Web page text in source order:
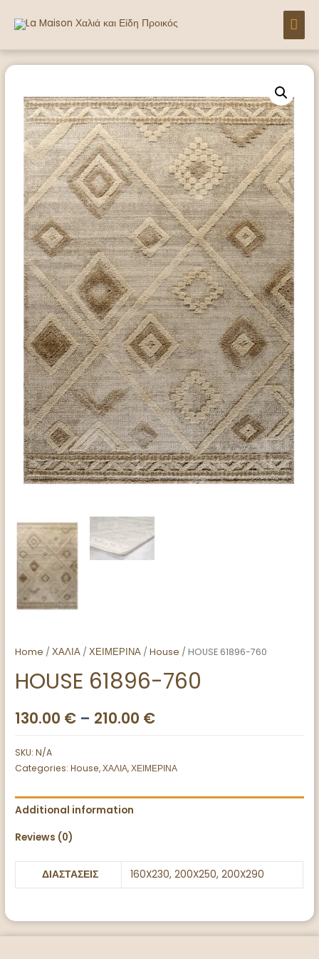
Home /ΧΑΛΙΑ /ΧΕΙΜΕΡΙΝΑ /House / HOUSE 61896-760
HOUSE 61896-760
130.00 € – 210.00 €
SKU:N/A
Categories:House,ΧΑΛΙΑ,ΧΕΙΜΕΡΙΝΑ
Additional information
Reviews (0)
ΔΙΑΣΤΑΣΕΙΣ 160X230, 200X250, 200X290